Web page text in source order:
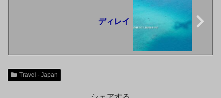
ディレイ
Travel - Japan